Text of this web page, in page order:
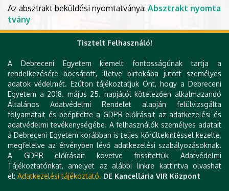
Az absztrakt beküldési nyomtatványa: Absztrakt nyomta
tvány
Tisztelt Felhasználó!
A Debreceni Egyetem kiemelt fontosságúnak tartja a
rendelkezésére bocsátott, illetve birtokába jutott személyes
adatok védelmét. Ezúton tájékoztatjuk Önt, hogy a Debreceni
Egyetem a 2018. május 25. napjától kötelezően alkalmazandó
Általános Adatvédelmi Rendelet alapján felülvizsgálta
folyamatait és beépítette a GDPR előírásait az adatkezelési és
adatvédelmi tevékenységébe. A felhasználók személyes adatait
a Debreceni Egyetem korábban is teljes körültekintéssel kezelte,
megfelelve az érvényben lévő adatkezelési szabályozásoknak.
A GDPR előírásait követve frissítettük Adatvédelmi
Tájékoztatónkat, amelyet az alábbi linkre kattintva olvashat
el: Adatkezelési tájékoztató. DE Kancellária VIR Központ